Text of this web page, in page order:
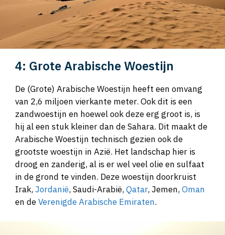
4: Grote Arabische Woestijn
De (Grote) Arabische Woestijn heeft een omvang
van 2,6 miljoen vierkante meter. Ook dit is een
zandwoestijn en hoewel ook deze erg groot is, is
hij al een stuk kleiner dan de Sahara. Dit maakt de
Arabische Woestijn technisch gezien ook de
grootste woestijn in Azië. Het landschap hier is
droog en zanderig, al is er wel veel olie en sulfaat
in de grond te vinden. Deze woestijn doorkruist
Irak,Jordanië, Saudi-Arabië,Qatar, Jemen,Oman
en deVerenigde Arabische Emiraten.